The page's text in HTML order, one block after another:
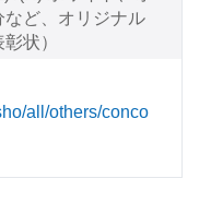
など、オリジナル
状）
all/others/conco